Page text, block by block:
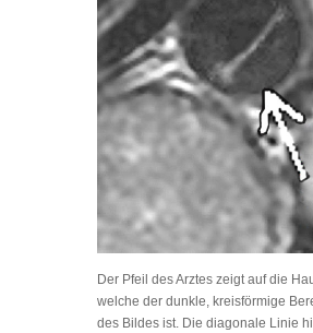
Der Pfeil des Arztes zeigt auf die
welche der dunkle, kreisförmige
des Bildes ist. Die diagonale Linie